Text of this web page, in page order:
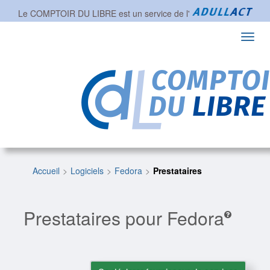
Le COMPTOIR DU LIBRE est un service de l'
Accueil Logiciels Fedora Prestataires
Prestataires pour Fedora